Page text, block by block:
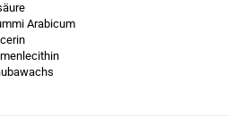
Arabicum